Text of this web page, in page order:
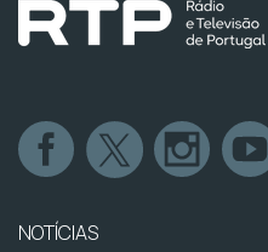
NOTÍCIAS